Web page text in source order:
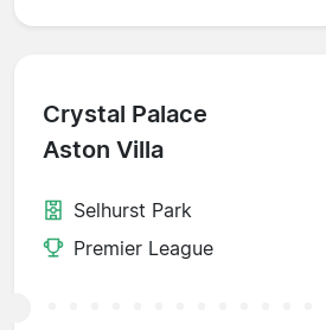
Crystal Palace
Aston Villa
Selhurst Park
Premier League